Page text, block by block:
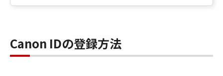
Canon IDの登録方法